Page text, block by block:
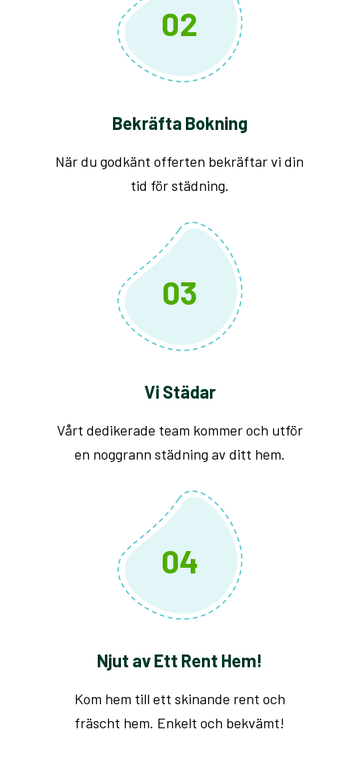
02
Bekräfta Bokning
När du godkänt offerten bekräftar vi din
tid för städning.
03
Vi Städar
Vårt dedikerade team kommer och utför
en noggrann städning av ditt hem.
04
Njut av Ett Rent Hem!
Kom hem till ett skinande rent och
fräscht hem. Enkelt och bekvämt!